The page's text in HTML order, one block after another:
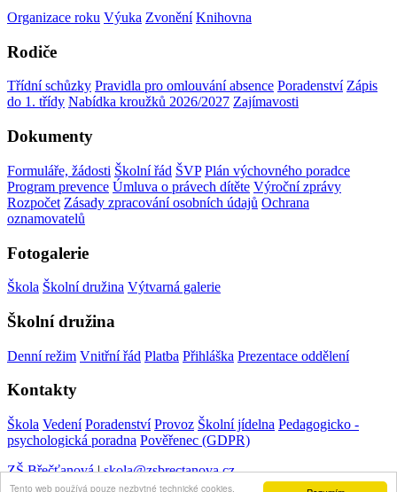
Tento web používá pouze nezbytné technické cookies,
Organizace roku Výuka Zvonění Knihovna
Rodiče
Třídní schůzky Pravidla pro omlouvání absence Poradenství Zápis
do 1. třídy Nabídka kroužků 2026/2027 Zajímavosti
Dokumenty
Formuláře, žádosti Školní řád ŠVP Plán výchovného poradce
Program prevence Úmluva o právech dítěte Výroční zprávy
Rozpočet Zásady zpracování osobních údajů Ochrana
oznamovatelů
Fotogalerie
Škola Školní družina Výtvarná galerie
Školní družina
Denní režim Vnitřní řád Platba Přihláška Prezentace oddělení
Kontakty
Škola Vedení Poradenství Provoz Školní jídelna Pedagogicko -
psychologická poradna Pověřenec (GDPR)
ZŠ Břečťanová|skola@zsbrectanova.cz